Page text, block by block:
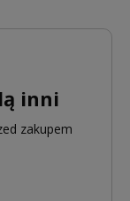
inni
zakupem